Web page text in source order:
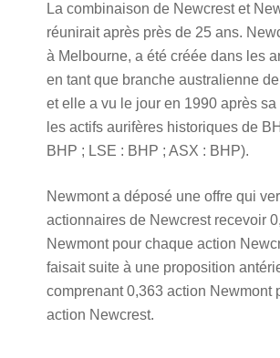
La combinaison de Newcrest et
réunirait après près de 25 ans.
à Melbourne, a été créée dans les
en tant que branche australienne
et elle a vu le jour en 1990 après
les actifs aurifères historiques de
BHP ; LSE : BHP ; ASX : BHP).
Newmont a déposé une offre qui
actionnaires de Newcrest recevoir
Newmont pour chaque action
faisait suite à une proposition
comprenant 0,363 action Newmont
action Newcrest.